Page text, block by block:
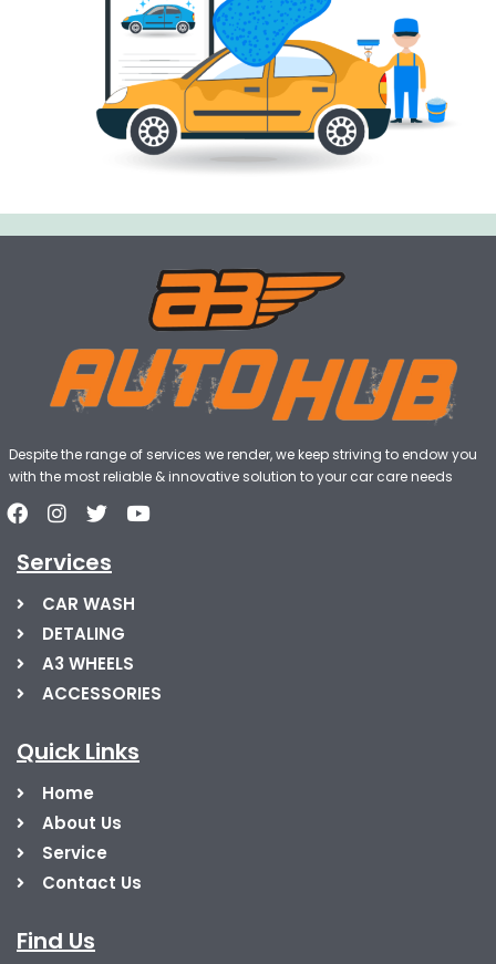
Despite the range of services we render, we keep striving to endow you
with the most reliable & innovative solution to your car care needs
Services
CAR WASH
DETALING
A3 WHEELS
ACCESSORIES
Quick Links
Home
About Us
Service
Contact Us
Find Us